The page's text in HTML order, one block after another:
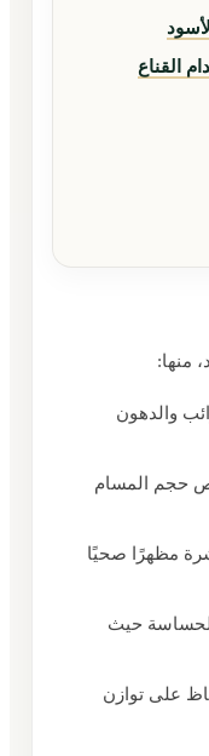
القناع
منها:
والدهون
حجم المسام
مظهرًا صحيًا
حيث
على توازن